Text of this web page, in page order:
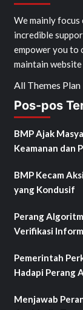
We mainly focus
incredible
empower you to
maintain
All Themes Plan
Pos-pos
BMP Ajak
Keamanan dan
BMP Kecam
yang Kondusif
Perang
Verifikasi
Pemerintah
Hadapi Perang
Menjawab